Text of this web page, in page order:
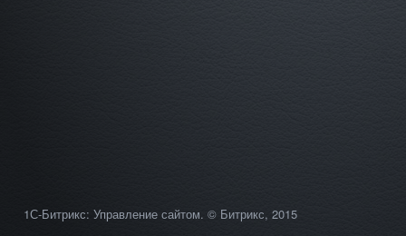
1С-Битрикс: Управление сайтом. © Битрикс, 2015